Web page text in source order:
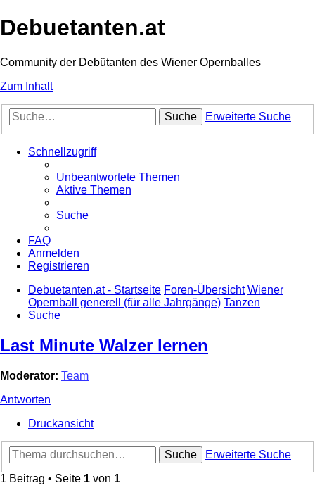
Debuetanten.at
Community der Debütanten des Wiener Opernballes
Zum Inhalt
Suche Erweiterte Suche
Schnellzugriff
Unbeantwortete Themen
Aktive Themen
Suche
FAQ
Anmelden
Registrieren
Debuetanten.at - Startseite Foren-Übersicht Wiener
Opernball generell (für alle Jahrgänge) Tanzen
Suche
Last Minute Walzer lernen
Moderator: Team
Antworten
Druckansicht
Suche
Erweiterte Suche
1 Beitrag • Seite 1 von 1